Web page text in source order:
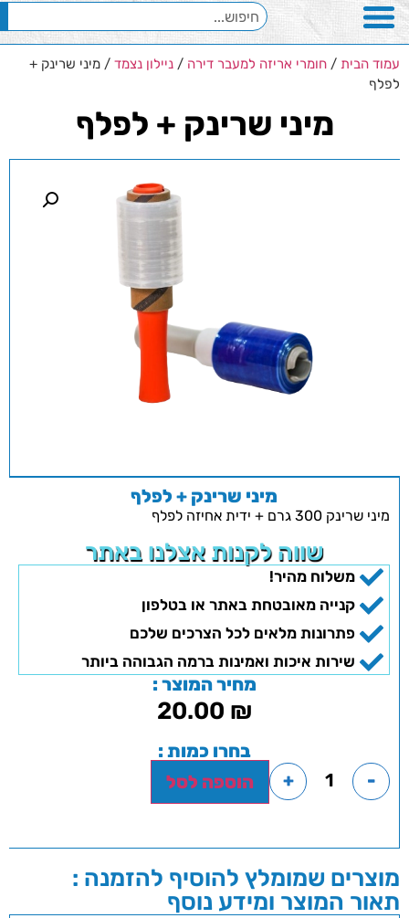
עמוד הבית / חומרי אריזה למעבר דירה / ניילון נצמד / מיני שרינק +
לפלף
מיני שרינק + לפלף
מיני שרינק + לפלף
מיני שרינק 300 גרם + ידית אחיזה לפלף
שווה לקנות אצלנו באתר
משלוח מהיר!
קנייה מאובטחת באתר או בטלפון
פתרונות מלאים לכל הצרכים שלכם
שירות איכות ואמינות ברמה הגבוהה ביותר
מחיר המוצר :
20.00 ₪
בחרו כמות :
-
+ הוספה לסל
מוצרים שמומלץ להוסיף להזמנה :
תאור המוצר ומידע נוסף